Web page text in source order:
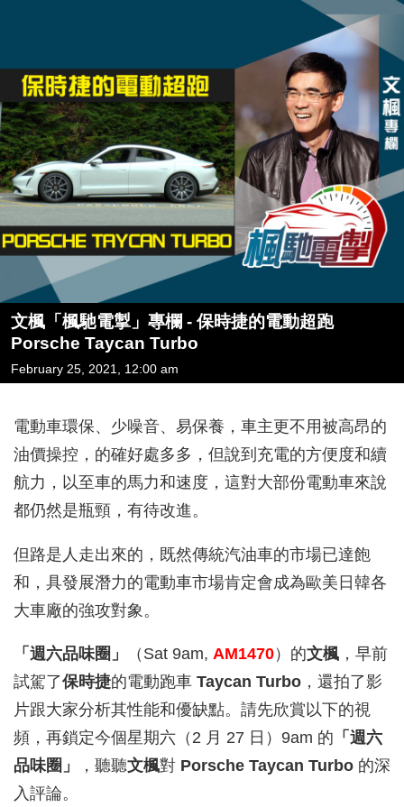
文楓「楓馳電掣」專欄 - 保時捷的電動超跑
Porsche Taycan Turbo
February 25, 2021, 12:00 am
電動車環保、少噪音、易保養，車主更不用被高昂的
油價操控，的確好處多多，但說到充電的方便度和續
航力，以至車的馬力和速度，這對大部份電動車來說
都仍然是瓶頸，有待改進。
但路是人走出來的，既然傳統汽油車的市場已達飽
和，具發展潛力的電動車市場肯定會成為歐美日韓各
大車廠的強攻對象。
「週六品味圈」 （Sat 9am, AM1470）的文楓 ，早前
試駕了保時捷的電動跑車 Taycan Turbo ，還拍了影
片跟大家分析其性能和優缺點。請先欣賞以下的視
頻，再鎖定今個星期六（2 月 27 日）9am 的 「週六
品味圈」
，聽聽文楓對 Porsche Taycan Turbo 的深
入評論。